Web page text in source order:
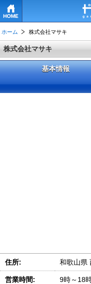
ホーム 株式会社マサキ
株式会社マサキ
基本情報
住所: 和歌山県
営業時間: 9時～